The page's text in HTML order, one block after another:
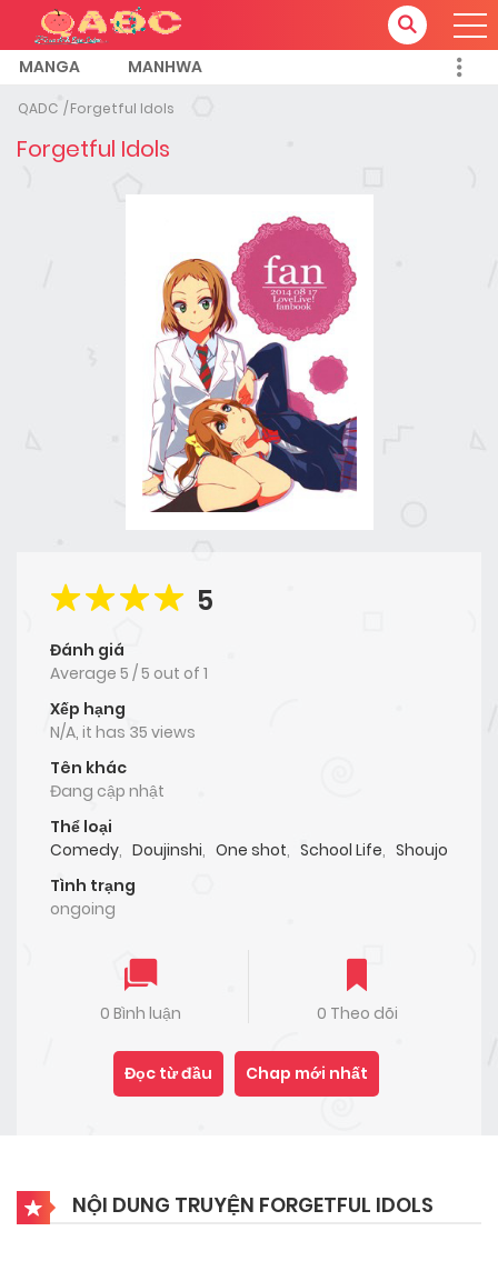
MANGA MANHWA
QADC Forgetful Idols
Forgetful Idols
5
Đánh giá
Average 5 /5 out of 1
Xếp hạng
N/A, it has 35 views
Tên khác
Đang cập nhật
Thể loại
Comedy, Doujinshi, One shot, School Life, Shoujo
Tình trạng
ongoing
0 Bình luận 0 Theo dõi
Đọc từ đầu Chap mới nhất
NỘI DUNG TRUYỆN FORGETFUL IDOLS